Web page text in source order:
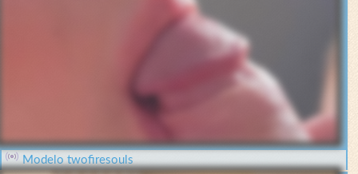
Modelo twofiresouls